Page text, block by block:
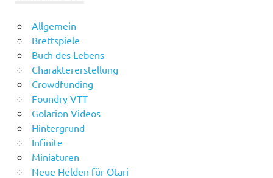
Allgemein
Brettspiele
Buch des Lebens
Charaktererstellung
Crowdfunding
Foundry VTT
Golarion Videos
Hintergrund
Infinite
Miniaturen
Neue Helden für Otari